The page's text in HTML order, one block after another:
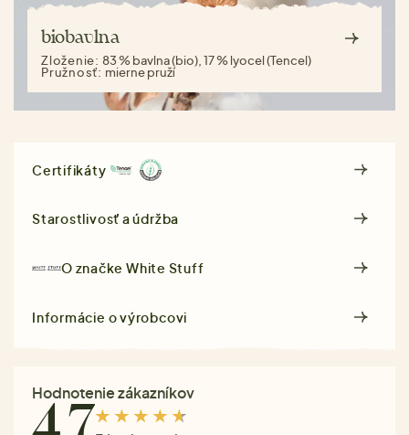
biobavlna
Zloženie: 83 % bavlna (bio), 17 % lyocel (Tencel)
Pružnosť: mierne pruží
Certifikáty
Starostlivosť a údržba
O značkeWhite Stuff
Informácie o výrobcovi
Hodnotenie zákazníkov